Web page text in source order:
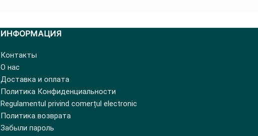
ИНФОРМАЦИЯ
Контакты
О нас
Доставка и оплата
Политика Конфиденциальности
Regulamentul privind comerțul electronic
Политика возврата
Забыли пароль